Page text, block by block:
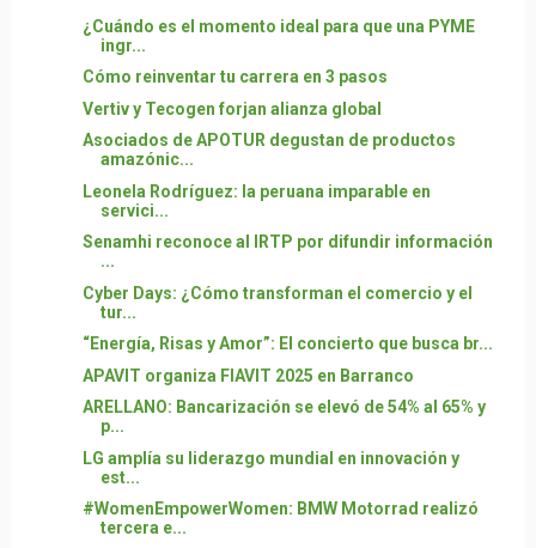
¿Cuándo es el momento ideal para que una PYME
ingr...
Cómo reinventar tu carrera en 3 pasos
Vertiv y Tecogen forjan alianza global
Asociados de APOTUR degustan de productos
amazónic...
Leonela Rodríguez: la peruana imparable en
servici...
Senamhi reconoce al IRTP por difundir información
...
Cyber Days: ¿Cómo transforman el comercio y el
tur...
“Energía, Risas y Amor”: El concierto que busca br...
APAVIT organiza FIAVIT 2025 en Barranco
ARELLANO: Bancarización se elevó de 54% al 65% y
p...
LG amplía su liderazgo mundial en innovación y
est...
#WomenEmpowerWomen: BMW Motorrad realizó
tercera e...